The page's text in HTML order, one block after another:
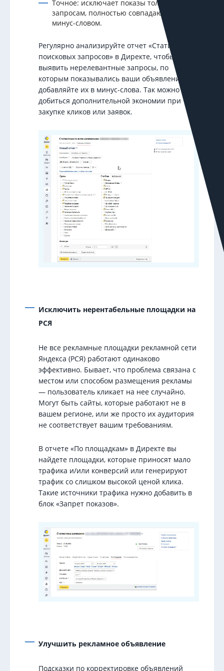
Точное: исключает показы только по
запросам, полностью совпадающим с
минус-словом.
Регулярно анализируйте отчет «Статистика
поисковых запросов» в Директе, чтобы
выявить нерелевантные запросы, по
которым показывались ваши объявления, и
добавляйте их в минус-слова. Так можно
добиться дополнительной экономии при
закупке кликов или заявок.
Исключить нерентабельные площадки на
РСЯ
Не все рекламные площадки рекламной сети
Яндекса (РСЯ) работают одинаково
эффективно. Бывает, что проблема связана с
местом или способом размещения рекламы
— пользователь кликает на нее случайно.
Могут быть сайты, которые работают не в
вашем регионе, или же просто их аудитория
не соответствует вашим требованиям.
В отчете «По площадкам» в Директе вы
найдете площадки, которые приносят мало
трафика и/или конверсий или генерируют
трафик со слишком высокой ценой клика.
Такие источники трафика нужно добавить в
блок «Запрет показов».
Улучшить рекламное объявление
Подсказки по корректировке объявлений